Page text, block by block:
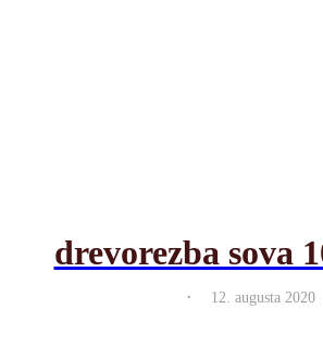
drevorezba sova
. 12. augusta 2020